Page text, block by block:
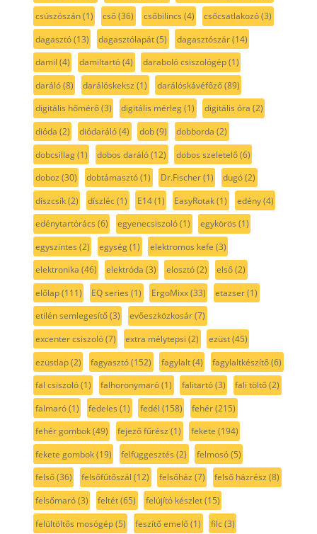
csúszószán(1) cső(36) csőbilincs (4) csőcsatlakozó(3)
dagasztó(13) dagasztólapát(5) dagasztószár(14)
damil (4) damiltartó(4) daraboló csiszológép(1)
daráló(8) darálóskeksz (1) darálóskávéfőző(89)
digitális hőmérő(3) digitális mérleg(1) digitális óra (2)
dióda (2) diódaráló(4) dob(9) dobborda (2)
dobcsillag(1) dobos daráló(12) dobos szeletelő(6)
doboz (30) dobtámasztó(1) Dr.Fischer(1) dugó(2)
díszcsík(2) díszléc(1) E14(1) EasyRotak(1) edény(4)
edénytartórács (6) egyenecsiszoló(1) egykörös (1)
egyszintes (2) egység(1) elektromos kefe (3)
elektronika (46) elektróda (3) elosztó(2) első(2)
előlap(111) EQ series (1) ErgoMixx(33) etazser(1)
etilén semlegesítő(3) evőeszközkosár(7)
excenter csiszoló(7) extra mélytepsi (2) ezüst(45)
ezüstlap(2) fagyasztó(152) fagylalt(4) fagylaltkészítő(6)
fal csiszoló(1) falhoronymaró(1) falitartó(3) fali töltő(2)
falmaró(1) fedeles (1) fedél (158) fehér(215)
fehér gombok(49) fejező fűrész (1) fekete (194)
fekete gombok(19) felfüggesztés (2) felmosó(5)
felső(36) felsőfűtőszál (12) felsőház (7) felső házrész (8)
felsőmaró(3) feltét(65) felújító készlet(15)
felültöltős mosógép(5) feszítő emelő(1) filc(3)